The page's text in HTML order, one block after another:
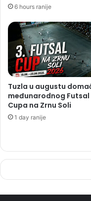
6 hours ranije
Tuzla u augustu
međunarodnog Futsal
Cupa na Zrnu Soli
1 day ranije